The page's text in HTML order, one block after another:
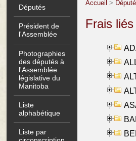
Députés
Président de
l'Assemblée
Photographies
des députés à
l'Assemblée
législative du
Manitoba
Liste
alphabétique
Liste par
Accueil >
Frais